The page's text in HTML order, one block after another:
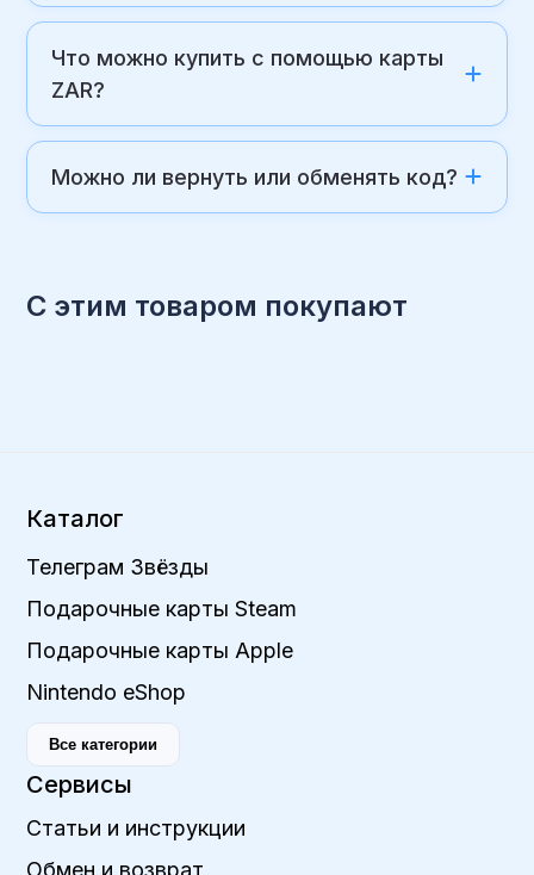
Что можно купить с помощью карты
ZAR?
Можно ли вернуть или обменять код?
С этим товаром покупают
Каталог
Телеграм Звёзды
Подарочные карты Steam
Подарочные карты Apple
Nintendo eShop
Все категории
Сервисы
Статьи и инструкции
Обмен и возврат